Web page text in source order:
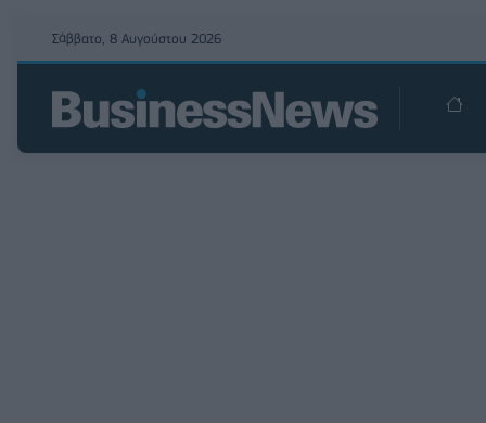
Σάββατο, 8 Αυγούστου 2026